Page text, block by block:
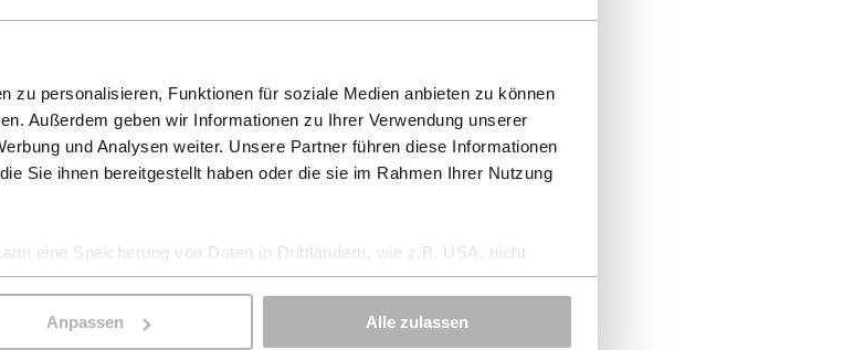
zu personalisieren, Funktionen für soziale Medien anbieten zu können
Außerdem geben wir Informationen zu Ihrer Verwendung unserer
und Analysen weiter. Unsere Partner führen diese Informationen
Sie ihnen bereitgestellt haben oder die sie im Rahmen Ihrer Nutzung
eine Speicherung von Daten in Drittländern, wie z.B. USA, nicht
Anpassen Alle zulassen